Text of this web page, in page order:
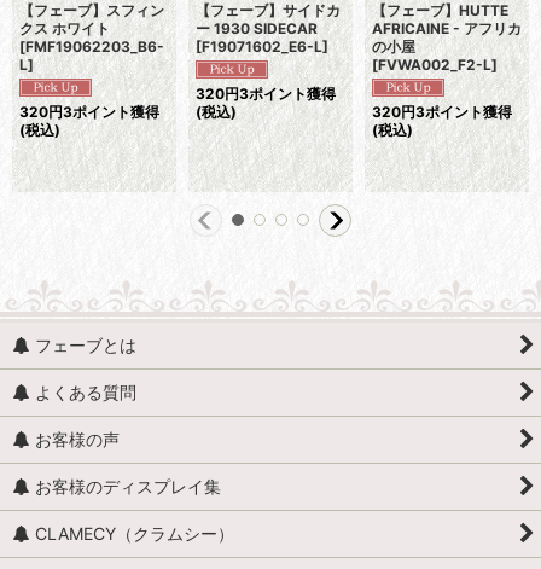
【フェーブ】スフィン
クス ホワイト
[FMF19062203_B6-
L]
320円3ポイント獲得
(税込)
【フェーブ】サイドカ
ー 1930 SIDECAR
[F19071602_E6-L]
320円3ポイント獲得
(税込)
【フェーブ】HUTTE
AFRICAINE - アフリカ
の小屋
[FVWA002_F2-L]
320円3ポイント獲得
(税込)
フェーブとは
よくある質問
お客様の声
お客様のディスプレイ集
CLAMECY（クラムシー）